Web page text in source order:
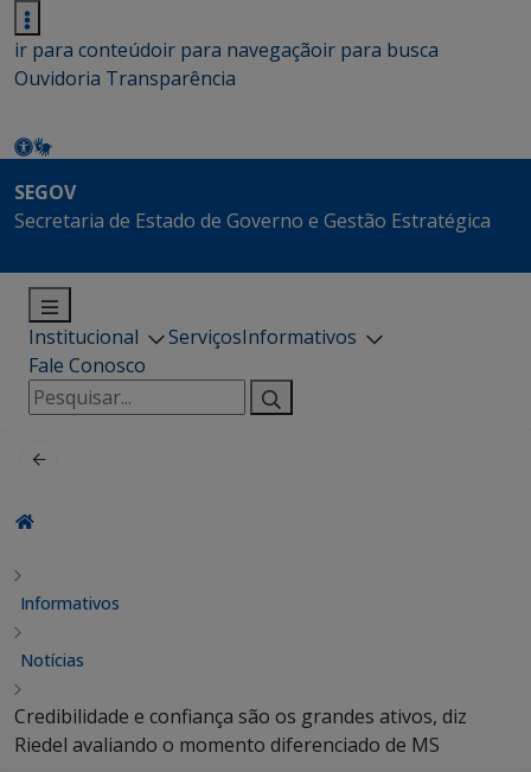
ir para conteúdoir para navegaçãoir para busca
Ouvidoria Transparência
SEGOV
Secretaria de Estado de Governo e Gestão Estratégica
Institucional ServiçosInformativos
Fale Conosco
Pesquisar
por:
Informativos
Notícias
Credibilidade e confiança são os grandes ativos, diz
Riedel avaliando o momento diferenciado de MS